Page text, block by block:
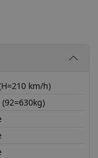
km/h)
(92=630kg)